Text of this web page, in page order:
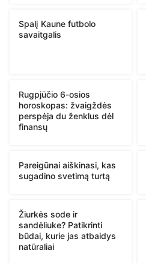
Spalį Kaune futbolo
savaitgalis
Rugpjūčio 6-osios
horoskopas: žvaigždės
perspėja du ženklus dėl
finansų
Pareigūnai aiškinasi, kas
sugadino svetimą turtą
Žiurkės sode ir
sandėliuke? Patikrinti
būdai, kurie jas atbaidys
natūraliai